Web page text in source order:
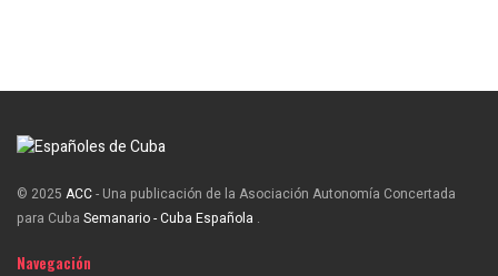
© 2025 ACC- Una publicación de la Asociación Autonomía Concertada
para Cuba Semanario - Cuba Española .
Navegación